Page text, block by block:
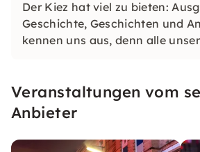
Der Kiez hat viel zu bieten:
Geschichte, Geschichten und
kennen uns aus, denn alle
sich nicht, sondern ist 100%
Veranstaltungen vom
Anbieter